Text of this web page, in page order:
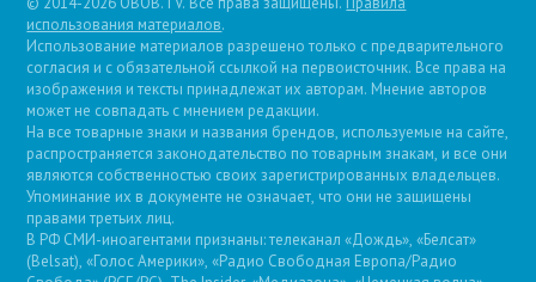
использования материалов.
Использование материалов разрешено только с предварительного
согласия и с обязательной ссылкой на первоисточник. Все права на
изображения и тексты принадлежат их авторам. Мнение авторов
может не совпадать с мнением редакции.
На все товарные знаки и названия брендов, используемые на сайте,
распространяется законодательство по товарным знакам, и все они
являются собственностью своих зарегистрированных владельцев.
Упоминание их в документе не означает, что они не защищены
правами третьих лиц.
В РФ СМИ-иноагентами признаны: телеканал «Дождь», «Белсат»
(Belsat), «Голос Америки», «Радио Свободная Европа/Радио